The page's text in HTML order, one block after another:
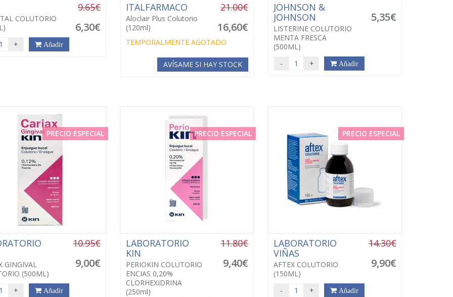
COLUTORIO
9.65€
6,30€
+ Añadir
ITALFARMACO
Aloclair Plus Colutorio
(120ml)
21.00€
16,60€
TEMPORALMENTE AGOTADO
AVÍSAME SI HAY STOCK
JOHNSON &
JOHNSON
LISTERINE COLUTORIO
MENTA FRESCA
(500ML)
5,35€
- + Añadir
PRECIO ESPECIAL
GINGIVAL
(500ML)
10.95€
9,00€
+ Añadir
PRECIO ESPECIAL
LABORATORIO
KIN
PERIOKIN COLUTORIO
ENCIAS 0,20%
CLORHEXIDRINA
(250ml)
11.80€
9,40€
PRECIO ESPECIAL
LABORATORIO
VIÑAS
AFTEX COLUTORIO
(150ML)
14.30€
9,90€
- + Añadir